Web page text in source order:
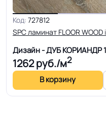
Область применения
Допуск изменения
+-
Код: 727812
SPC ламинат FLOOR WOOD
Дизайн - ДУБ КОРИАНДР
1262руб./м2
В корзину